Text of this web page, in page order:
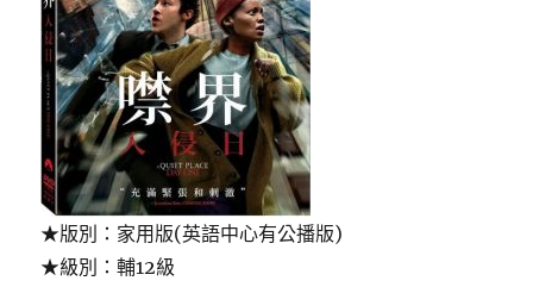
★版別：家用版(英語中心有公播版)
★級別：輔12級